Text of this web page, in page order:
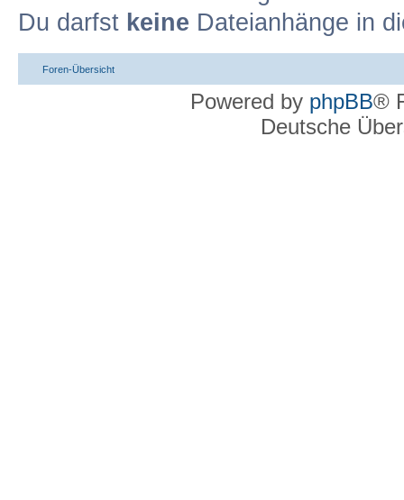
Du darfst keine Dateianhänge in
Foren-Übersicht
Powered by phpBB®
Deutsche